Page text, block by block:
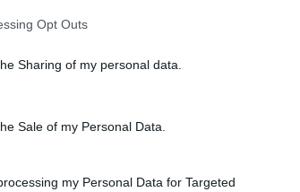
Opt Outs
Sharing of my personal data.
Sale of my Personal Data.
my Personal Data for Targeted